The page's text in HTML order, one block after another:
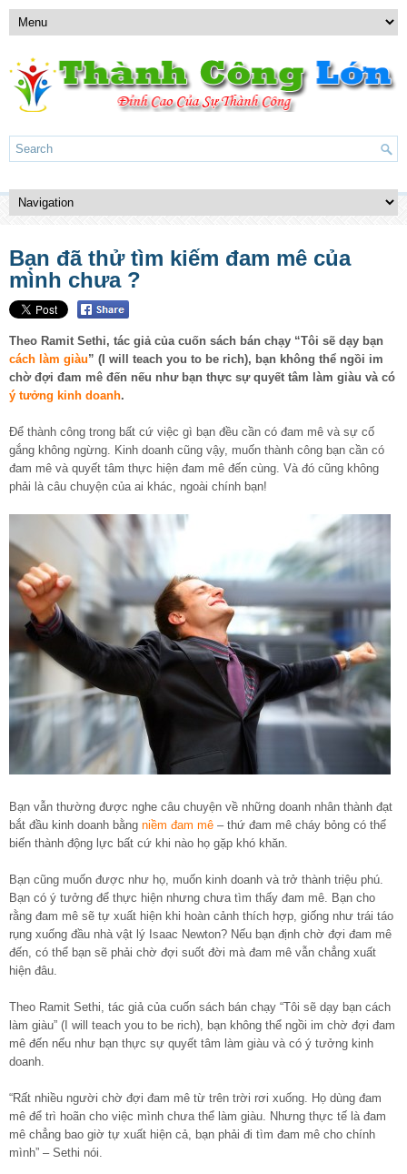
Bạn đã thử tìm kiếm đam mê của
mình chưa ?
Theo Ramit Sethi, tác giả của cuốn sách bán chạy “Tôi sẽ dạy bạn
cách làm giàu” (I will teach you to be rich), bạn không thể ngồi im
chờ đợi đam mê đến nếu như bạn thực sự quyết tâm làm giàu và có
ý tưởng kinh doanh.
Để thành công trong bất cứ việc gì bạn đều cần có đam mê và sự cố
gắng không ngừng. Kinh doanh cũng vậy, muốn thành công bạn cần có
đam mê và quyết tâm thực hiện đam mê đến cùng. Và đó cũng không
phải là câu chuyện của ai khác, ngoài chính bạn!
Bạn vẫn thường được nghe câu chuyện về những doanh nhân thành đạt
bắt đầu kinh doanh bằng niềm đam mê – thứ đam mê cháy bỏng có thể
biến thành động lực bất cứ khi nào họ gặp khó khăn.
Bạn cũng muốn được như họ, muốn kinh doanh và trở thành triệu phú.
Bạn có ý tưởng để thực hiện nhưng chưa tìm thấy đam mê. Bạn cho
rằng đam mê sẽ tự xuất hiện khi hoàn cảnh thích hợp, giống như trái táo
rụng xuống đầu nhà vật lý Isaac Newton? Nếu bạn định chờ đợi đam mê
đến, có thể bạn sẽ phải chờ đợi suốt đời mà đam mê vẫn chẳng xuất
hiện đâu.
Theo Ramit Sethi, tác giả của cuốn sách bán chạy “Tôi sẽ dạy bạn cách
làm giàu” (I will teach you to be rich), bạn không thể ngồi im chờ đợi đam
mê đến nếu như bạn thực sự quyết tâm làm giàu và có ý tưởng kinh
doanh.
“Rất nhiều người chờ đợi đam mê từ trên trời rơi xuống. Họ dùng đam
mê để trì hoãn cho việc mình chưa thể làm giàu. Nhưng thực tế là đam
mê chẳng bao giờ tự xuất hiện cả, bạn phải đi tìm đam mê cho chính
mình” – Sethi nói.